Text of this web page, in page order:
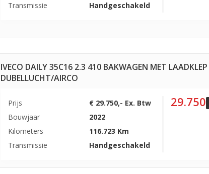
Transmissie
Handgeschakeld
IVECO DAILY 35C16 2.3 410 BAKWAGEN MET LAADKLEP
DUBELLUCHT/AIRCO
Prijs
€ 29.750,- Ex. Btw
Bouwjaar
2022
Kilometers
116.723 Km
Transmissie
Handgeschakeld
29.750